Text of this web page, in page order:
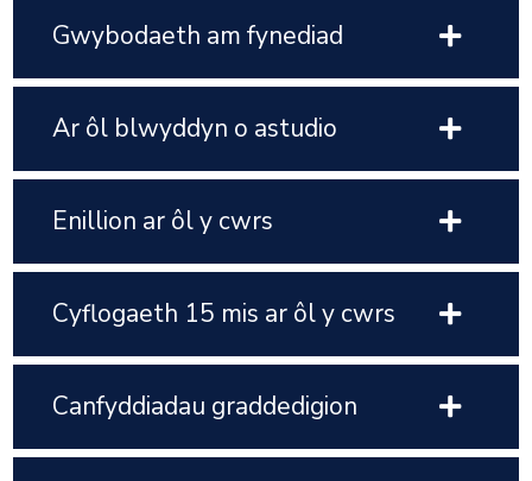
Gwybodaeth am fynediad
Ar ôl blwyddyn o astudio
Enillion ar ôl y cwrs
Cyflogaeth 15 mis ar ôl y cwrs
Canfyddiadau graddedigion